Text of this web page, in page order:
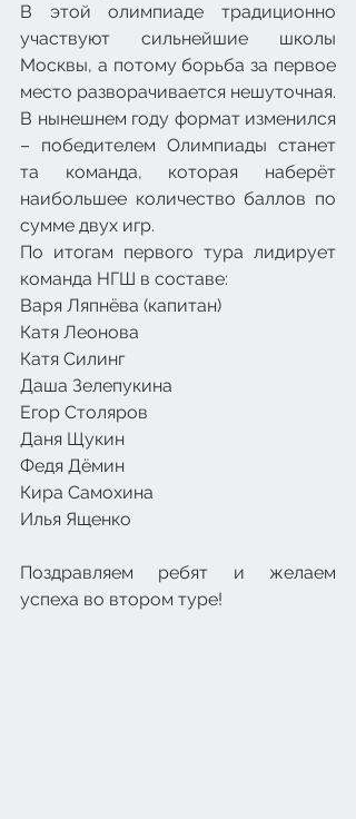
В этой олимпиаде традиционно
участвуют сильнейшие школы
Москвы, а потому борьба за первое
место разворачивается нешуточная.
В нынешнем году формат изменился
– победителем Олимпиады станет
та команда, которая наберёт
наибольшее количество баллов по
сумме двух игр.
По итогам первого тура лидирует
команда НГШ в составе:
Варя Ляпнёва (капитан)
Катя Леонова
Катя Силинг
Даша Зелепукина
Егор Столяров
Даня Щукин
Федя Дёмин
Кира Самохина
Илья Ященко
Поздравляем ребят и желаем
успеха во втором туре!